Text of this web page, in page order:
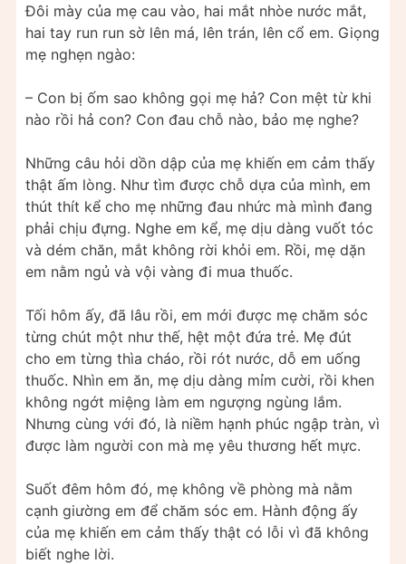
Đôi mày của mẹ cau vào, hai mắt nhòe nước mắt,
hai tay run run sờ lên má, lên trán, lên cổ em. Giọng
mẹ nghẹn ngào:
– Con bị ốm sao không gọi mẹ hả? Con mệt từ khi
nào rồi hả con? Con đau chỗ nào, bảo mẹ nghe?
Những câu hỏi dồn dập của mẹ khiến em cảm thấy
thật ấm lòng. Như tìm được chỗ dựa của mình, em
thút thít kể cho mẹ những đau nhức mà mình đang
phải chịu đựng. Nghe em kể, mẹ dịu dàng vuốt tóc
và dém chăn, mắt không rời khỏi em. Rồi, mẹ dặn
em nằm ngủ và vội vàng đi mua thuốc.
Tối hôm ấy, đã lâu rồi, em mới được mẹ chăm sóc
từng chút một như thế, hệt một đứa trẻ. Mẹ đút
cho em từng thìa cháo, rồi rót nước, dỗ em uống
thuốc. Nhìn em ăn, mẹ dịu dàng mỉm cười, rồi khen
không ngớt miệng làm em ngượng ngùng lắm.
Nhưng cùng với đó, là niềm hạnh phúc ngập tràn, vì
được làm người con mà mẹ yêu thương hết mực.
Suốt đêm hôm đó, mẹ không về phòng mà nằm
cạnh giường em để chăm sóc em. Hành động ấy
của mẹ khiến em cảm thấy thật có lỗi vì đã không
biết nghe lời.